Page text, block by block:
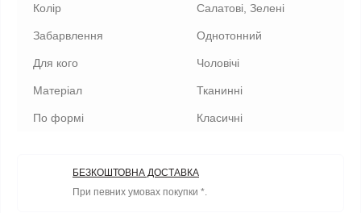
Колір Салатові, Зелені
Забарвлення Однотонний
Для кого Чоловічі
Матеріал Тканинні
По формі Класичні
БЕЗКОШТОВНА ДОСТАВКА
При певних умовах покупки *.